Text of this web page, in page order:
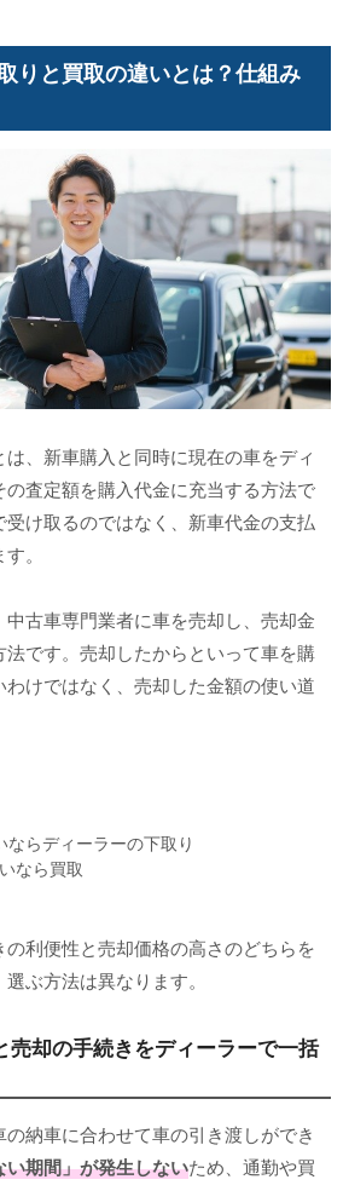
りと買取の違いとは？仕組み
、新車購入と同時に現在の車をディ
査定額を購入代金に充当する方法で
け取るのではなく、新車代金の支払
。
古車専門業者に車を売却し、売却金
です。売却したからといって車を購
わけではなく、売却した金額の使い道
らディーラーの下取り
なら買取
利便性と売却価格の高さのどちらを
ぶ方法は異なります。
売却の手続きをディーラーで一括
納車に合わせて車の引き渡しができ
い期間」が発生しないため、通勤や買